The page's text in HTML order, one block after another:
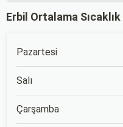
Erbil Ortalama Sıcaklık
Pazartesi
Salı
Çarşamba